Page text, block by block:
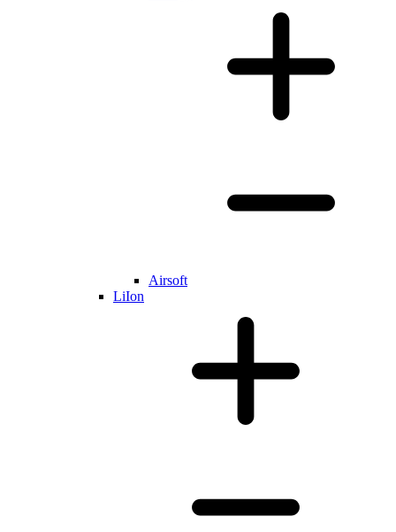
Airsoft
LiIon